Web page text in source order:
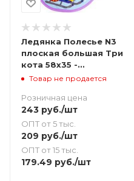
Ледянка Полесье N3
плоская большая Три
кота 58х35 -
фиолетовая
Товар не продается
Розничная цена
243 руб./шт
ОПТ от 5 тыс.
209 руб./шт
ОПТ от 15 тыс.
179.49 руб./шт